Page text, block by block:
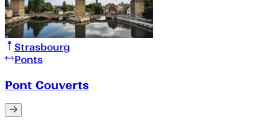
Strasbourg
Ponts
Pont Couverts